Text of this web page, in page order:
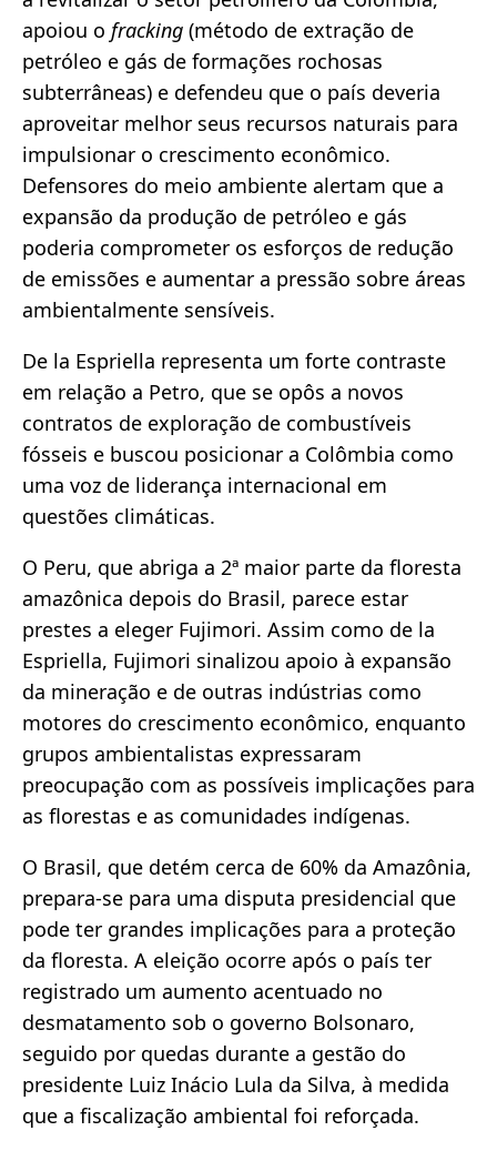
apoiou o fracking (método de extração de
petróleo e gás de formações rochosas
subterrâneas) e defendeu que o país deveria
aproveitar melhor seus recursos naturais para
impulsionar o crescimento econômico.
Defensores do meio ambiente alertam que a
expansão da produção de petróleo e gás
poderia comprometer os esforços de redução
de emissões e aumentar a pressão sobre áreas
ambientalmente sensíveis.
De la Espriella representa um forte contraste
em relação a Petro, que se opôs a novos
contratos de exploração de combustíveis
fósseis e buscou posicionar a Colômbia como
uma voz de liderança internacional em
questões climáticas.
O Peru, que abriga a 2ª maior parte da floresta
amazônica depois do Brasil, parece estar
prestes a eleger Fujimori. Assim como de la
Espriella, Fujimori sinalizou apoio à expansão
da mineração e de outras indústrias como
motores do crescimento econômico, enquanto
grupos ambientalistas expressaram
preocupação com as possíveis implicações para
as florestas e as comunidades indígenas.
O Brasil, que detém cerca de 60% da Amazônia,
prepara-se para uma disputa presidencial que
pode ter grandes implicações para a proteção
da floresta. A eleição ocorre após o país ter
registrado um aumento acentuado no
desmatamento sob o governo Bolsonaro,
seguido por quedas durante a gestão do
presidente Luiz Inácio Lula da Silva, à medida
que a fiscalização ambiental foi reforçada.